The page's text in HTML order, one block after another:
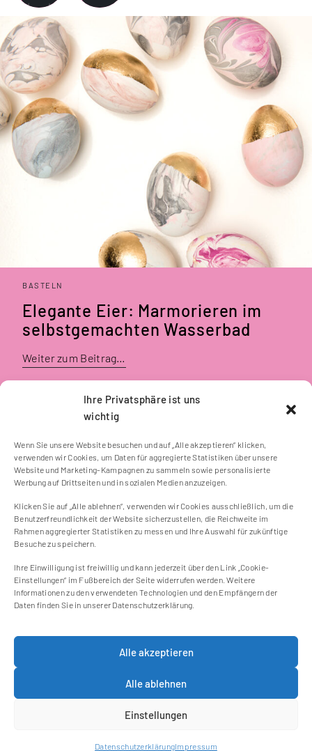
Ihre Privatsphäre ist uns
wichtig
Wenn Sie unsere Website besuchen und auf „Alle akzeptieren“ klicken,
verwenden wir Cookies, um Daten für aggregierte Statistiken über unsere
Website und Marketing-Kampagnen zu sammeln sowie personalisierte
Werbung auf Drittseiten und in sozialen Medien anzuzeigen.
Klicken Sie auf „Alle ablehnen“, verwenden wir Cookies ausschließlich, um die
Benutzerfreundlichkeit der Website sicherzustellen, die Reichweite im
Rahmen aggregierter Statistiken zu messen und Ihre Auswahl für zukünftige
Besuche zu speichern.
Ihre Einwilligung ist freiwillig und kann jederzeit über den Link „Cookie-
Einstellungen“ im Fußbereich der Seite widerrufen werden. Weitere
Informationen zu den verwendeten Technologien und den Empfängern der
Daten finden Sie in unserer Datenschutzerklärung.
Alle akzeptieren
Alle ablehnen
Einstellungen
DatenschutzerklärungImpressum
BASTELN
Elegante Eier: Marmorieren im
selbstgemachten Wasserbad
Weiter zum Beitrag…
1 2 3
Kontakt
Impressum
Cookie Einstellungen
Datenschutzerklärung
Cookie-Richtlinie (EU)
Jetzt zum Newsletter anmelden und keine
neuen Blogbeiträge mehr verpassen!